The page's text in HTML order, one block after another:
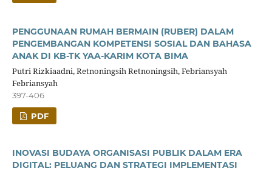
PENGGUNAAN RUMAH BERMAIN (RUBER) DALAM
PENGEMBANGAN KOMPETENSI SOSIAL DAN BAHASA
ANAK DI KB-TK YAA-KARIM KOTA BIMA
Putri Rizkiaadni, Retnoningsih Retnoningsih, Febriansyah
Febriansyah
397-406
PDF
INOVASI BUDAYA ORGANISASI PUBLIK DALAM ERA
DIGITAL: PELUANG DAN STRATEGI IMPLEMENTASI